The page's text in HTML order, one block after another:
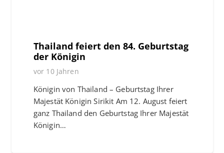
Thailand feiert den 84. Geburtstag
der Königin
vor 10 Jahren
Königin von Thailand – Geburtstag Ihrer
Majestät Königin Sirikit Am 12. August feiert
ganz Thailand den Geburtstag Ihrer Majestät
Königin…